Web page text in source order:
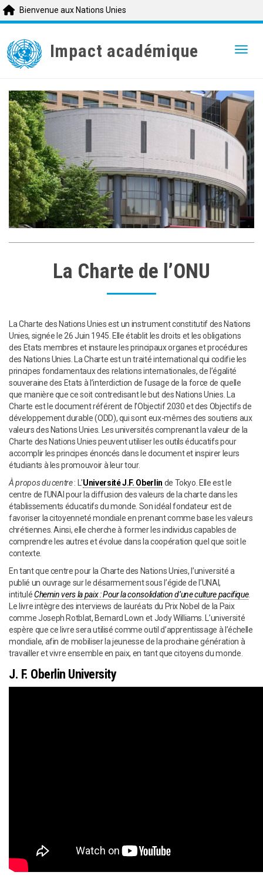
main
content
Bienvenue aux Nations Unies
Impact académique
La Charte de l’ONU
La Charte des Nations Unies est un instrument constitutif des Nations
Unies, signée le 26 Juin 1945. Elle établit les droits et les obligations
des Etats membres et instaure les principaux organes et procédures
des Nations Unies. La Charte est un traité international qui codifie les
principes fondamentaux des relations internationales, de l’égalité
souveraine des Etats à l’interdiction de l’usage de la force de quelle
que manière que ce soit contredisant le but des Nations Unies. La
Charte est le document référent de l’Objectif 2030 et des Objectifs de
développement durable (ODD), qui sont eux-mêmes des soutiens aux
valeurs des Nations Unies. Les universités comprenant la valeur de la
Charte des Nations Unies peuvent utiliser les outils éducatifs pour
accomplir les principes énoncés dans le document et inspirer leurs
étudiants à les promouvoir à leur tour.
À propos du centre: L'Université J.F. Oberlin de Tokyo. Elle est le
centre de l’UNAI pour la diffusion des valeurs de la charte dans les
établissements éducatifs du monde. Son idéal fondateur est de
favoriser la citoyenneté mondiale en prenant comme base les valeurs
chrétiennes. Ainsi, elle cherche à former les individus capables de
comprendre les autres et évolue dans la coopération quel que soit le
contexte.
En tant que centre pour la Charte des Nations Unies, l’université a
publié un ouvrage sur le désarmement sous l’égide de l’UNAI,
intituléChemin vers la paix : Pour la consolidation d’une culture pacifique.
Le livre intègre des interviews de lauréats du Prix Nobel de la Paix
comme Joseph Rotblat, Bernard Lown et Jody Williams. L’université
espère que ce livre sera utilisé comme outil d’apprentissage à l’échelle
mondiale, afin de mobiliser la jeunesse de la prochaine génération à
travailler et vivre ensemble en paix, en tant que citoyens du monde.
J. F. Oberlin University